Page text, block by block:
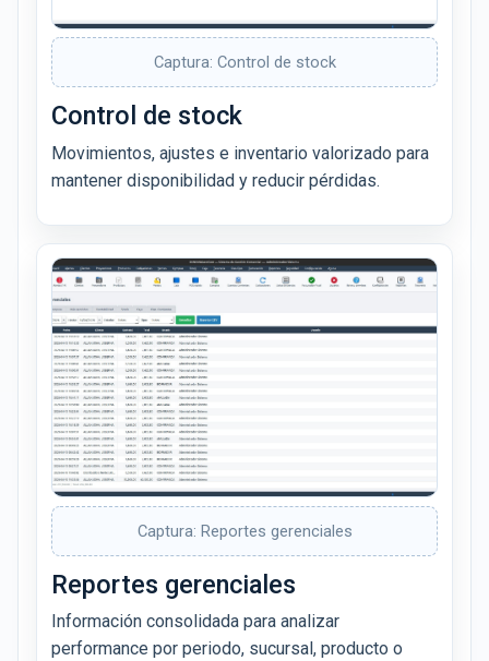
Captura: Control de stock
Control de stock
Movimientos, ajustes e inventario valorizado para
mantener disponibilidad y reducir pérdidas.
Captura: Reportes gerenciales
Reportes gerenciales
Información consolidada para analizar
performance por periodo, sucursal, producto o